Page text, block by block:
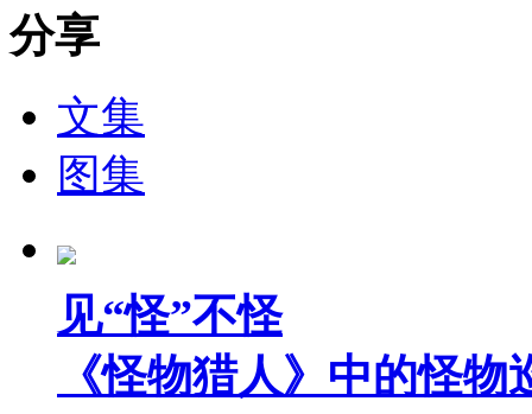
分享
文集
图集
见“怪”不怪
《怪物猎人》中的怪物